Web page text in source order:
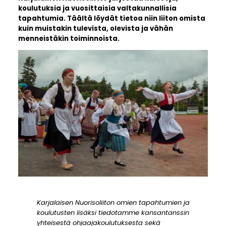
koulutuksia ja vuosittaisia valtakunnallisia
tapahtumia. Täältä löydät tietoa niin liiton omista
kuin muistakin tulevista, olevista ja vähän
menneistäkin toiminnoista.
Karjalaisen Nuorisoliiton omien tapahtumien ja
koulutusten lisäksi tiedotamme kansantanssin
yhteisestä ohjaajakoulutuksesta sekä